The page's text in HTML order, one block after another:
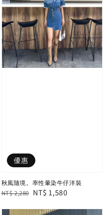
優惠
秋風隨境。率性暈染牛仔洋裝
Regular
NT$ 2,280 Sale
NT$ 1,580